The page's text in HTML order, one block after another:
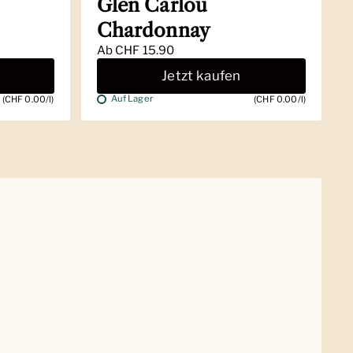
(CHF 0.00/l)
Glen Carlou
Chardonnay
Ab CHF 15.90
Jetzt kaufen
Auf Lager (CHF 0.00/l)